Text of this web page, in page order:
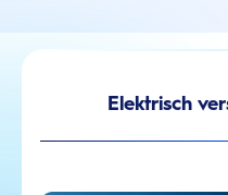
Elektrisch